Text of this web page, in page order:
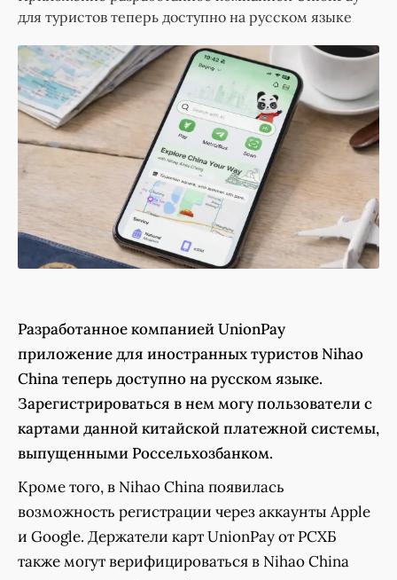
для туристов теперь доступно на русском языке
Разработанное компанией UnionPay
приложение для иностранных туристов Nihao
China теперь доступно на русском языке.
Зарегистрироваться в нем могу пользователи с
картами данной китайской платежной системы,
выпущенными Россельхозбанком.
Кроме того, в Nihao China появилась
возможность регистрации через аккаунты Apple
и Google. Держатели карт UnionPay от РСХБ
также могут верифицироваться в Nihao China